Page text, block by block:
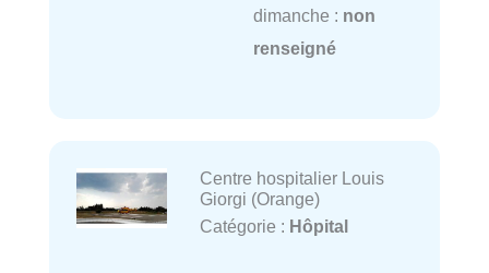
dimanche : non
renseigné
Centre hospitalier Louis
Giorgi (Orange)
Catégorie : Hôpital